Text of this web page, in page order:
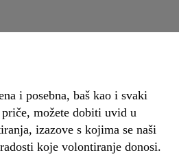
i posebna, baš kao i svaki
možete dobiti uvid u
izazove s kojima se naši
koje volontiranje donosi.